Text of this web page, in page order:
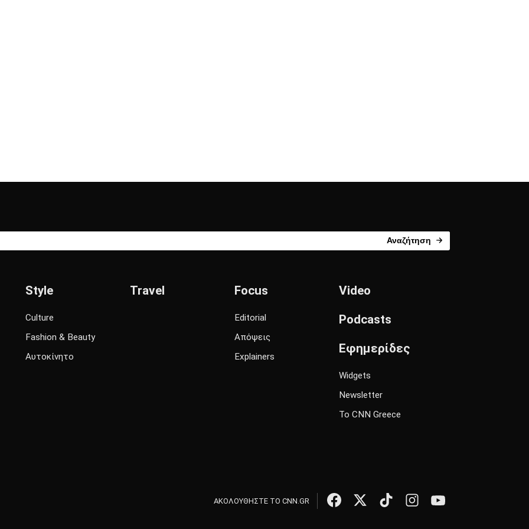
Αναζήτηση
Style
Culture
Fashion & Beauty
Αυτοκίνητο
Travel Focus
Editorial
Απόψεις
Explainers
Video
Podcasts
Εφημερίδες
Widgets
Newsletter
Το CNN Greece
ΑΚΟΛΟΥΘΗΣΤΕ ΤΟ CNN.GR